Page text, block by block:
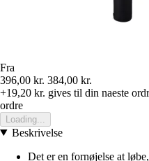
Fra
396,00 kr. 384,00 kr.
+19,20 kr. gives til din naeste
ordre
Loading...
Beskrivelse
Det er en fornøjelse at